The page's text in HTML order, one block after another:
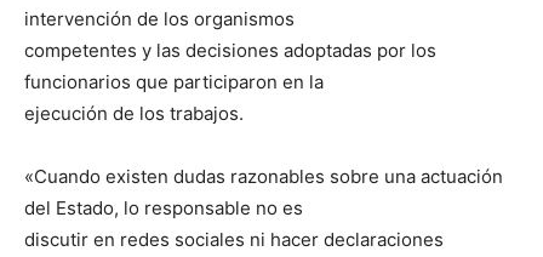
intervención de los organismos
competentes y las decisiones adoptadas por los
funcionarios que participaron en la
ejecución de los trabajos.
«Cuando existen dudas razonables sobre una actuación
del Estado, lo responsable no es
discutir en redes sociales ni hacer declaraciones